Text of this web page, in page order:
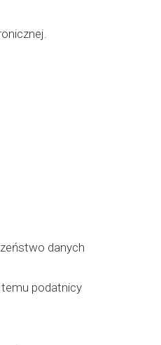
danych
podatnicy